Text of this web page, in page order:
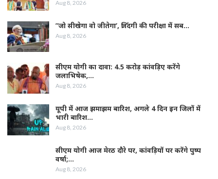
Aug 8, 2026
”जो सीखेगा वो जीतेगा’, जिंदगी की परीक्षा में सब…
Aug 8, 2026
सीएम योगी का दावा: 4.5 करोड़ कांवड़िए करेंगे
जलाभिषेक,…
Aug 8, 2026
यूपी में आज झमाझम बारिश, अगले 4 दिन इन जिलों में
भारी बारिश…
Aug 8, 2026
सीएम योगी आज मेरठ दौरे पर, कांवड़ियों पर करेंगे पुष्प
वर्षा;…
Aug 8, 2026